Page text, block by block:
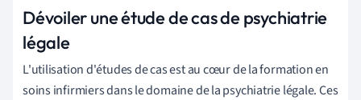
Dévoiler une étude de cas de psychiatrie
légale
L'utilisation d'études de cas est au cœur de la formation en
soins infirmiers dans le domaine de la psychiatrie légale. Ces